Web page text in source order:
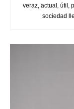
veraz, actual, útil,
sociedad